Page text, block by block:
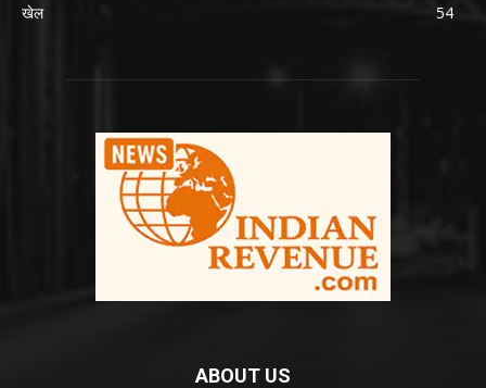
खेल
54
ABOUT US